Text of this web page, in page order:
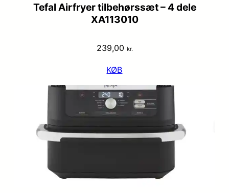
Tefal Airfryer tilbehørssæt – 4 dele
XA113010
239,00 kr.
KØB